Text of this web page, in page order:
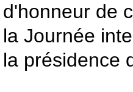
d'honneur de
la Journée
la présidence